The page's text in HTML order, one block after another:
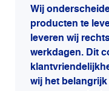
Wij
producten te
leveren wij
werkdagen. Dit
wij het belangrijk